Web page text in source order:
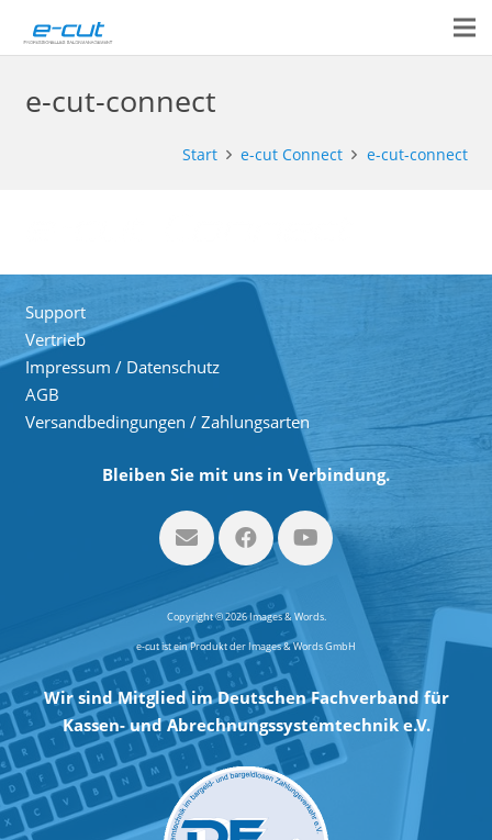
e-cut-connect
Start e-cut Connect e-cut-connect
Support
Vertrieb
Impressum / Datenschutz
AGB
Versandbedingungen / Zahlungsarten
Bleiben Sie mit uns in Verbindung.
Copyright © 2026 Images & Words.
e-cut ist ein Produkt der Images & Words GmbH
Wir sind Mitglied im Deutschen Fachverband für
Kassen- und Abrechnungssystemtechnik e.V.